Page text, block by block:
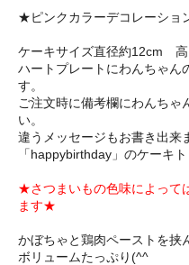
★ピンクカラーデコレーショ
ケーキサイズ直径約12cm 高
ハートプレートにわんちゃん
す。
ご注文時に備考欄にわんちゃ
い。
違うメッセージもお書き出来
「happybirthday」のケーキ
★さつまいもの色味によって
ます★
かぼちゃと鶏肉ペーストを挟
ボリュームたっぷり(^^